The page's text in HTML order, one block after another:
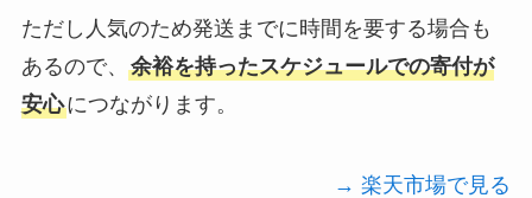
ただし人気のため発送までに時間を要する場合も
あるので、 余裕を持ったスケジュールでの寄付が
安心につながります。
→ 楽天市場で見る